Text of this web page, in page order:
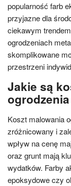
popularność farb
przyjazne dla
ciekawym
ogrodzeniach
skomplikowane
przestrzeni
Jakie są
Koszt malowania
zróżnicowany i
wpływ na cenę
oraz grunt mają
wydatków. Farby
epoksydowe czy